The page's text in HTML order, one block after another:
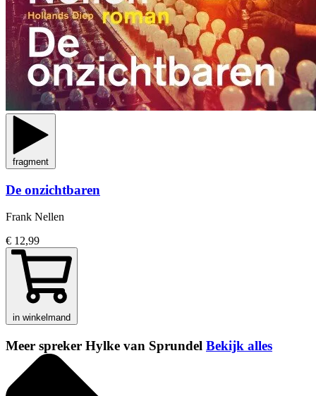
fragment
De onzichtbaren
Frank Nellen
€ 12,99
in winkelmand
Meer spreker Hylke van Sprundel Bekijk alles